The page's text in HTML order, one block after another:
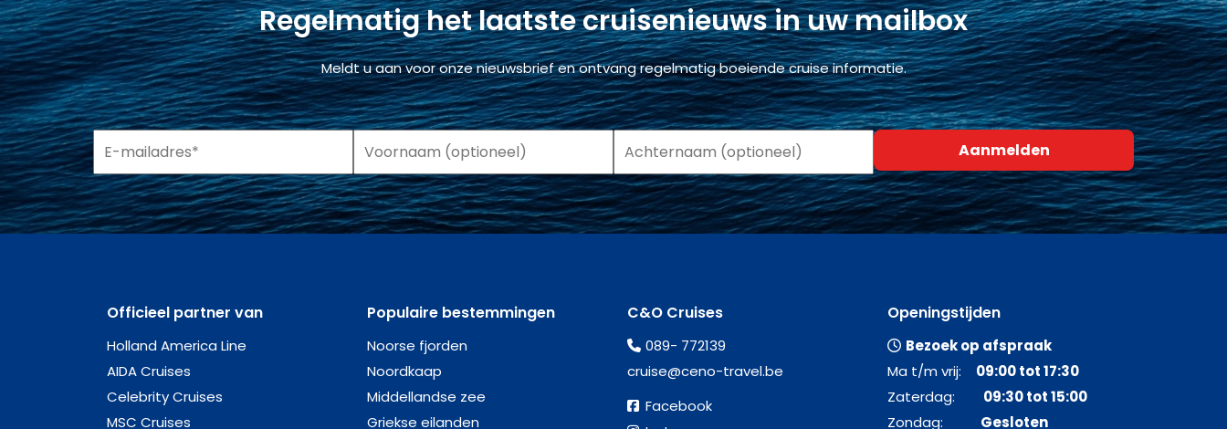
Regelmatig het laatste cruisenieuws in uw mailbox
Meldt u aan voor onze nieuwsbrief en ontvang regelmatig boeiende cruise informatie.
Officieel partner van
Holland America Line
AIDA Cruises
Celebrity Cruises
MSC Cruises
Populaire bestemmingen
Noorse fjorden
Noordkaap
Middellandse zee
Griekse eilanden
C&O Cruises
089- 772139
cruise@ceno-travel.be
Facebook
Openingstijden
Bezoek op afspraak
Ma t/m vrij: 09:00 tot 17:30
Zaterdag: 09:30 tot 15:00
Zondag: Gesloten